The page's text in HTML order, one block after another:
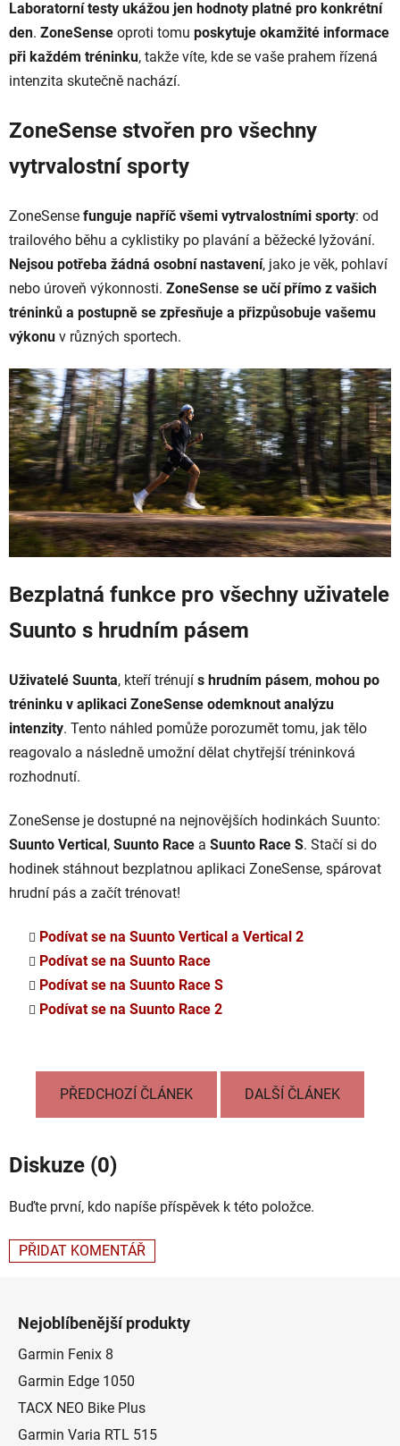
Laboratorní testy ukážou jen hodnoty platné pro konkrétní
den. ZoneSense oproti tomu poskytuje okamžité informace
při každém tréninku, takže víte, kde se vaše prahem řízená
intenzita skutečně nachází.
ZoneSense stvořen pro všechny
vytrvalostní sporty
ZoneSense funguje napříč všemi vytrvalostními sporty: od
trailového běhu a cyklistiky po plavání a běžecké lyžování.
Nejsou potřeba žádná osobní nastavení, jako je věk, pohlaví
nebo úroveň výkonnosti. ZoneSense se učí přímo z vašich
tréninků a postupně se zpřesňuje a přizpůsobuje vašemu
výkonu v různých sportech.
Bezplatná funkce pro všechny uživatele
Suunto s hrudním pásem
Uživatelé Suunta, kteří trénují s hrudním pásem, mohou po
tréninku v aplikaci ZoneSense odemknout analýzu
intenzity. Tento náhled pomůže porozumět tomu, jak tělo
reagovalo a následně umožní dělat chytřejší tréninková
rozhodnutí.
ZoneSense je dostupné na nejnovějších hodinkách Suunto:
Suunto Vertical, Suunto Race a Suunto Race S. Stačí si do
hodinek stáhnout bezplatnou aplikaci ZoneSense, spárovat
hrudní pás a začít trénovat!
Podívat se na Suunto Vertical a Vertical 2
Podívat se na Suunto Race
Podívat se na Suunto Race S
Podívat se na Suunto Race 2
PŘEDCHOZÍ ČLÁNEK DALŠÍ ČLÁNEK
Diskuze (0)
Buďte první, kdo napíše příspěvek k této položce.
PŘIDAT KOMENTÁŘ
Nejoblíbenější produkty
Garmin Fenix 8
Garmin Edge 1050
TACX NEO Bike Plus
Garmin Varia RTL 515